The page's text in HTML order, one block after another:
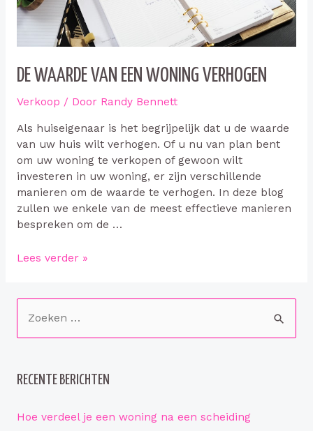
DE WAARDE VAN EEN WONING VERHOGEN
Verkoop / Door Randy Bennett
Als huiseigenaar is het begrijpelijk dat u de waarde
van uw huis wilt verhogen. Of u nu van plan bent
om uw woning te verkopen of gewoon wilt
investeren in uw woning, er zijn verschillende
manieren om de waarde te verhogen. In deze blog
zullen we enkele van de meest effectieve manieren
bespreken om de …
De
woning
verhogen
Lees verder »
k
n
RECENTE BERICHTEN
Hoe verdeel je een woning na een scheiding